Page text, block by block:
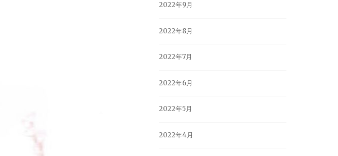
2022年9月
2022年8月
2022年7月
2022年6月
2022年5月
2022年4月